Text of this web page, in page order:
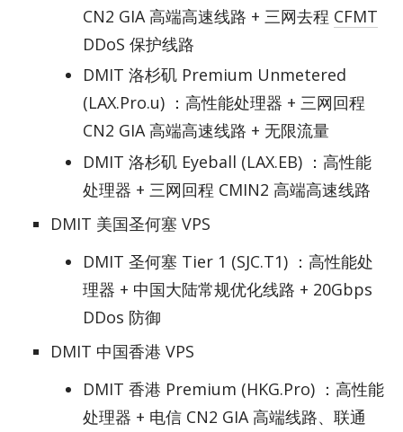
CN2 GIA 高端高速线路 + 三网去程 CFMT
DDoS 保护线路
DMIT 洛杉矶 Premium Unmetered
(LAX.Pro.u) ：高性能处理器 + 三网回程
CN2 GIA 高端高速线路 + 无限流量
DMIT 洛杉矶 Eyeball (LAX.EB) ：高性能
处理器 + 三网回程 CMIN2 高端高速线路
DMIT 美国圣何塞 VPS
DMIT 圣何塞 Tier 1 (SJC.T1) ：高性能处
理器 + 中国大陆常规优化线路 + 20Gbps
DDos 防御
DMIT 中国香港 VPS
DMIT 香港 Premium (HKG.Pro) ：高性能
处理器 + 电信 CN2 GIA 高端线路、联通